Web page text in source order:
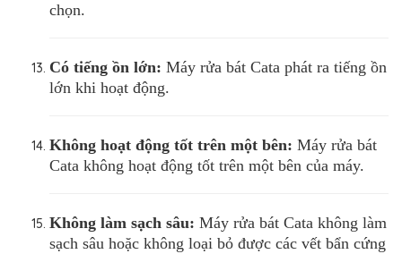
chọn.
Có tiếng ồn lớn: Máy rửa bát Cata phát ra tiếng ồn
lớn khi hoạt động.
Không hoạt động tốt trên một bên: Máy rửa bát
Cata không hoạt động tốt trên một bên của máy.
Không làm sạch sâu: Máy rửa bát Cata không làm
sạch sâu hoặc không loại bỏ được các vết bẩn cứng